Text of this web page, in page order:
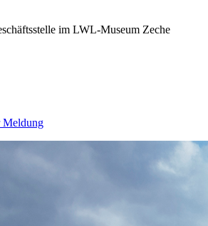
im LWL-Museum Zeche
Meldung